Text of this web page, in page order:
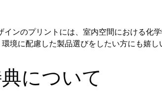
ンのプリントには、室内空間における化
境に配慮した製品選びをしたい方にも嬉し
について